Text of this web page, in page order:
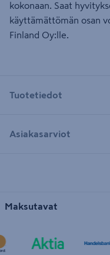
kokonaan. Saat
käyttämättömän osan
Finland Oy:lle.
Tuotetiedot
Asiakasarviot
Maksutavat